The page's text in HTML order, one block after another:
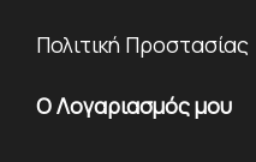
Πολιτική Προστασίας
Ο Λογαριασμός μου